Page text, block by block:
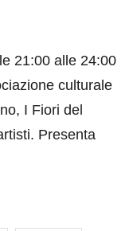
21:00 alle 24:00
culturale
I Fiori del
Presenta